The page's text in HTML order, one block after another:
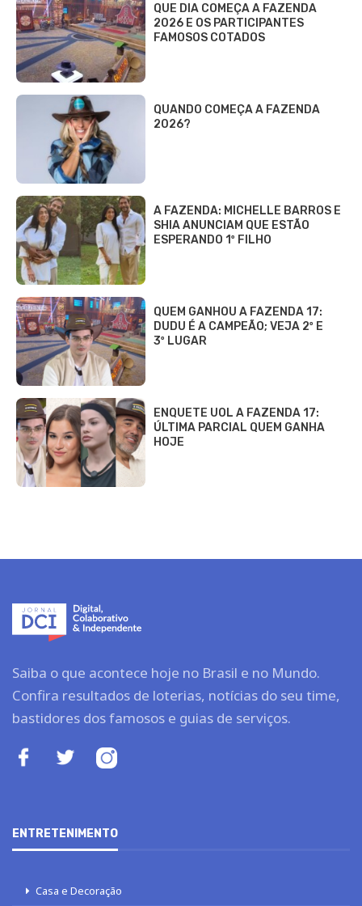
QUE DIA COMEÇA A FAZENDA
2026 E OS PARTICIPANTES
FAMOSOS COTADOS
QUANDO COMEÇA A FAZENDA
2026?
A FAZENDA: MICHELLE BARROS E
SHIA ANUNCIAM QUE ESTÃO
ESPERANDO 1º FILHO
QUEM GANHOU A FAZENDA 17:
DUDU É A CAMPEÃO; VEJA 2º E
3º LUGAR
ENQUETE UOL A FAZENDA 17:
ÚLTIMA PARCIAL QUEM GANHA
HOJE
Saiba o que acontece hoje no Brasil e no Mundo.
Confira resultados de loterias, notícias do seu time,
bastidores dos famosos e guias de serviços.
ENTRETENIMENTO
Casa e Decoração